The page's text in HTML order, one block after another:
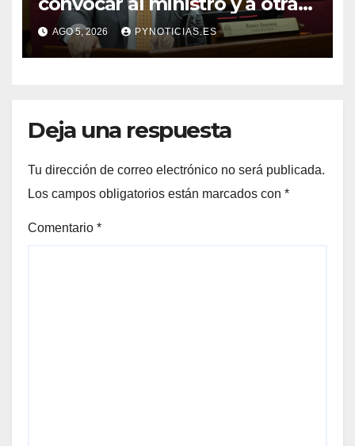
autoridades del MEC para
despejar dudas
AGO 5, 2026 PYNOTICIAS.ES
Deja una respuesta
Tu dirección de correo electrónico no será publicada.
Los campos obligatorios están marcados con *
Comentario *